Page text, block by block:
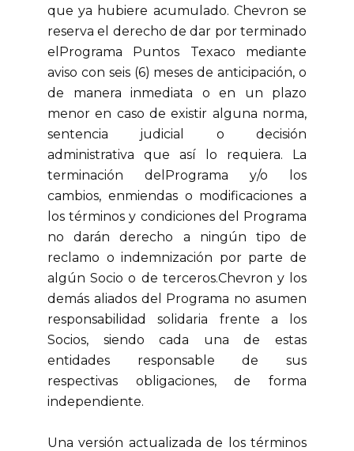
que ya hubiere acumulado. Chevron se
reserva el derecho de dar por terminado
elPrograma Puntos Texaco mediante
aviso con seis (6) meses de anticipación, o
de manera inmediata o en un plazo
menor en caso de existir alguna norma,
sentencia judicial o decisión
administrativa que así lo requiera. La
terminación delPrograma y/o los
cambios, enmiendas o modificaciones a
los términos y condiciones del Programa
no darán derecho a ningún tipo de
reclamo o indemnización por parte de
algún Socio o de terceros.Chevron y los
demás aliados del Programa no asumen
responsabilidad solidaria frente a los
Socios, siendo cada una de estas
entidades responsable de sus
respectivas obligaciones, de forma
independiente.
Una versión actualizada de los términos